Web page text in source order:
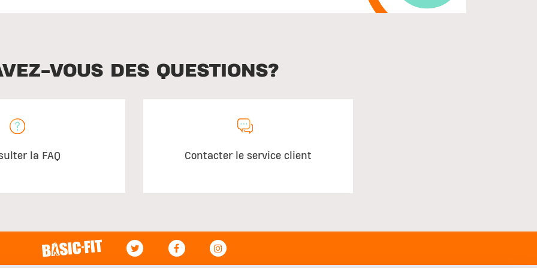
VOUS DES QUESTIONS?
la FAQ Contacter le service client